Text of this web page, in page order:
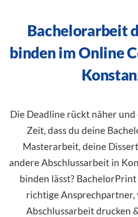
Bachelorarbeit
binden im Online
Die Deadline rückt näher
Zeit, dass du deine
Masterarbeit, deine
andere Abschlussarbeit in
binden lässt?
richtige Ansprechpartner,
Abschlussarbeit drucken